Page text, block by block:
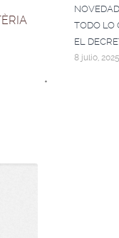
*
TODO LO
EL
8 julio, 2025